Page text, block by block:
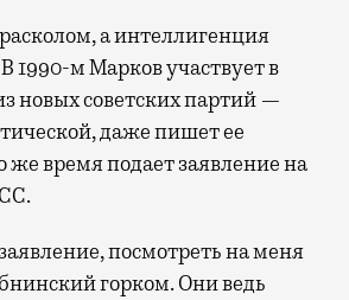
а интеллигенция
1990-м Марков участвует в
новых советских партий —
даже пишет ее
же время подает заявление на
посмотреть на меня
горком. Они ведь